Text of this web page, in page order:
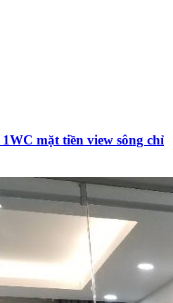
mặt tiền view sông chỉ